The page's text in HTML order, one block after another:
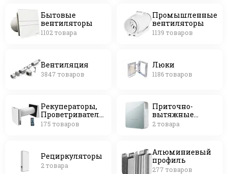
Бытовые
вентиляторы
1102 товара
Промышленные
вентиляторы
1139 товаров
Вентиляция
3847 товаров
Люки
1186 товаров
Рекуператоры,
Проветриватели,
Бризеры /
Приточные
клапана
175 товаров
Приточно-
вытяжные
установки
2 товара
Рециркуляторы
2 товара
Алюминиевый
профиль
277 товаров